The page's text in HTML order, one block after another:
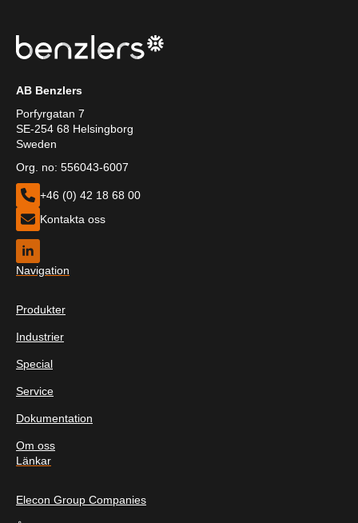
AB Benzlers
Porfyrgatan 7
SE-254 68 Helsingborg
Sweden
Org. no: 556043-6007
+46 (0) 42 18 68 00
Kontakta oss
Navigation
Produkter
Industrier
Special
Service
Dokumentation
Om oss
Länkar
Elecon Group Companies